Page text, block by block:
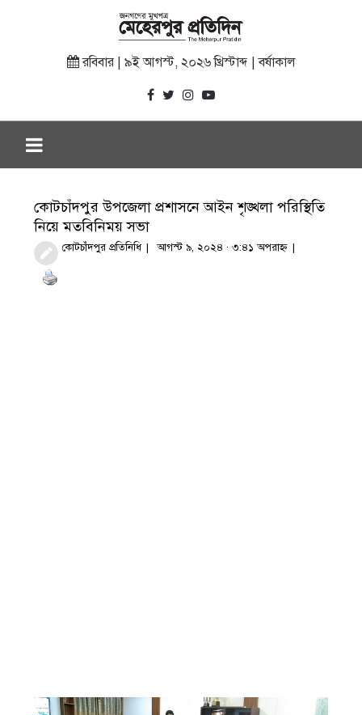
রবিবার | ৯ই আগস্ট, ২০২৬ খ্রিস্টাব্দ | বর্ষাকাল
কোটচাঁদপুর উপজেলা প্রশাসনে আইন শৃঙ্খলা পরিস্থিতি
নিয়ে মতবিনিময় সভা
কোটচাঁদপুর প্রতিনিধি আগস্ট ৯, ২০২৪ · ৩:৪১ অপরাহ্ণ